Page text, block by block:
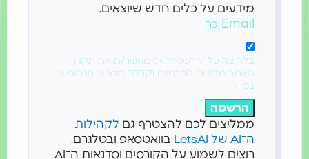
מידעים על כלים חדש שיוצאים.
Email
בלחיצה על "הרשמה" אני מאשר/ת את תקנון
האתר, מדיניות הפרטיות וקבלת מסרים פרסומיים
במייל
הרשמה
ממליצים לכם להצטרף גם לקהילות
ה־AI של LetsAI
בוואטסאפ ובטלגרם.
רוצים לשמוע על הקורסים וסדנאות ה־AI